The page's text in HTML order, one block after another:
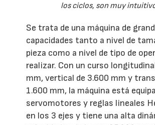
los ciclos, son muy
Se trata de una máquina de
capacidades tanto a nivel de
pieza como a nivel de tipo de
realizar. Con un curso
mm, vertical de 3.600 mm y
1.600 mm, la máquina está
servomotores y reglas lineales
en los 3 ejes y tiene una alta